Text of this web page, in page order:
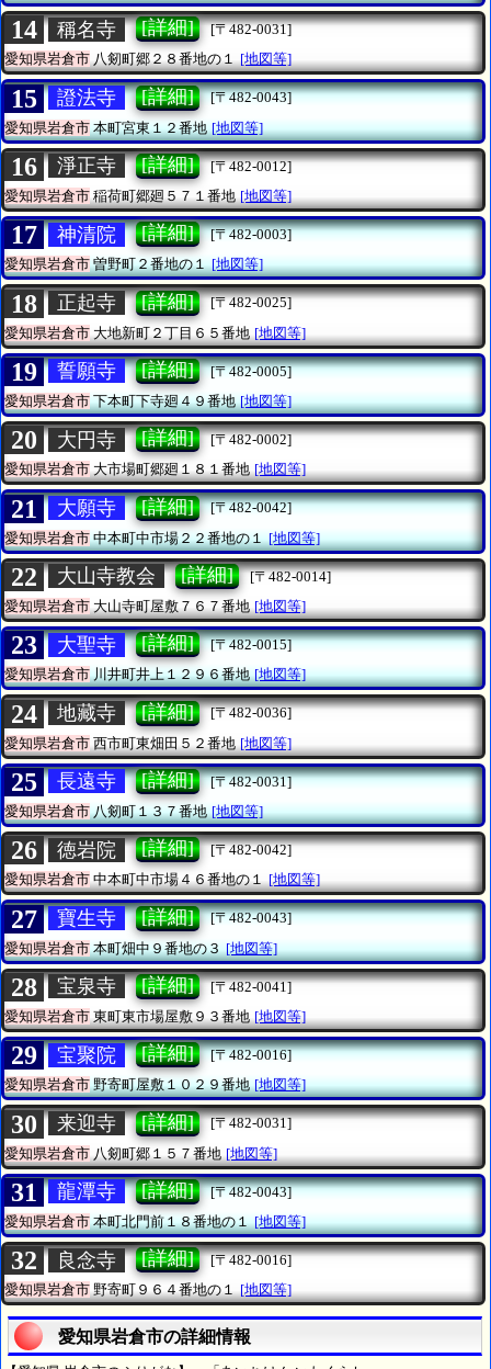
14 稱名寺 [詳細]
[〒482-0031]
愛知県岩倉市八剱町郷２８番地の１ [地図等]
15 證法寺 [詳細]
[〒482-0043]
愛知県岩倉市本町宮東１２番地 [地図等]
16 淨正寺 [詳細]
[〒482-0012]
愛知県岩倉市 稲荷町郷廻５７１番地 [地図等]
17 神清院 [詳細]
[〒482-0003]
愛知県岩倉市曽野町２番地の１ [地図等]
18 正起寺 [詳細]
[〒482-0025]
愛知県岩倉市 大地新町２丁目６５番地 [地図等]
19 誓願寺 [詳細]
[〒482-0005]
愛知県岩倉市下本町下寺廻４９番地 [地図等]
20 大円寺 [詳細]
[〒482-0002]
愛知県岩倉市大市場町郷廻１８１番地 [地図等]
21 大願寺 [詳細]
[〒482-0042]
愛知県岩倉市中本町中市場２２番地の１ [地図等]
22 大山寺教会 [詳細]
[〒482-0014]
愛知県岩倉市 大山寺町屋敷７６７番地 [地図等]
23 大聖寺 [詳細]
[〒482-0015]
愛知県岩倉市川井町井上１２９６番地 [地図等]
24 地藏寺 [詳細]
[〒482-0036]
愛知県岩倉市 西市町東畑田５２番地 [地図等]
25 長遠寺 [詳細]
[〒482-0031]
愛知県岩倉市八剱町１３７番地 [地図等]
26 徳岩院 [詳細]
[〒482-0042]
愛知県岩倉市中本町中市場４６番地の１ [地図等]
27 寶生寺 [詳細]
[〒482-0043]
愛知県岩倉市本町畑中９番地の３ [地図等]
28 宝泉寺 [詳細]
[〒482-0041]
愛知県岩倉市 東町東市場屋敷９３番地 [地図等]
29 宝聚院 [詳細]
[〒482-0016]
愛知県岩倉市野寄町屋敷１０２９番地 [地図等]
30 来迎寺 [詳細]
[〒482-0031]
愛知県岩倉市 八剱町郷１５７番地 [地図等]
31 龍潭寺 [詳細]
[〒482-0043]
愛知県岩倉市本町北門前１８番地の１ [地図等]
32 良念寺 [詳細]
[〒482-0016]
愛知県岩倉市野寄町９６４番地の１ [地図等]
愛知県岩倉市の詳細情報